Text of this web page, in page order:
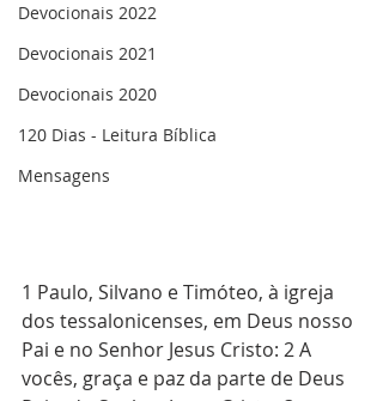
Devocionais 2022
Devocionais 2021
Devocionais 2020
120 Dias - Leitura Bíblica
Mensagens
1 Paulo, Silvano e Timóteo, à igreja
dos tessalonicenses, em Deus nosso
Pai e no Senhor Jesus Cristo: 2 A
vocês, graça e paz da parte de Deus